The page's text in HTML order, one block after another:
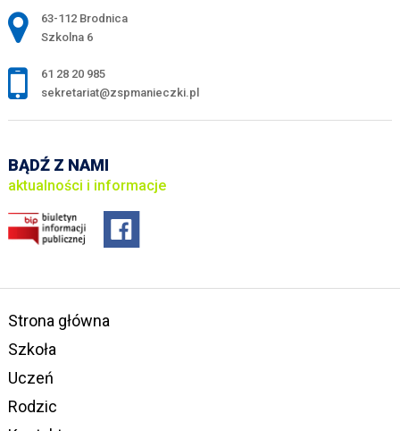
Adres pocztowy:
63-112 Brodnica
Szkolna 6
61 28 20 985
sekretariat@zspmanieczki.pl
BĄDŹ Z NAMI
aktualności i informacje
Strona główna
Szkoła
Uczeń
Rodzic